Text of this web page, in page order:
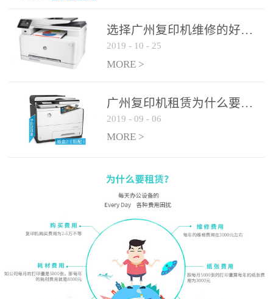
选择广州复印机维修的好处有哪些?
2019 - 10 - 25
MORE >
广州复印机租赁为什么要选大平台
2019 - 09 - 06
MORE >